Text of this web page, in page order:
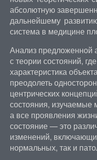
абсолютную
дальнейшему
система в медицине
Анализ предложенной
с теории состояний,
характеристика
преодолеть
центрических
состояния,
а все проявления
состояние — это
изменений,
нормальных, так и